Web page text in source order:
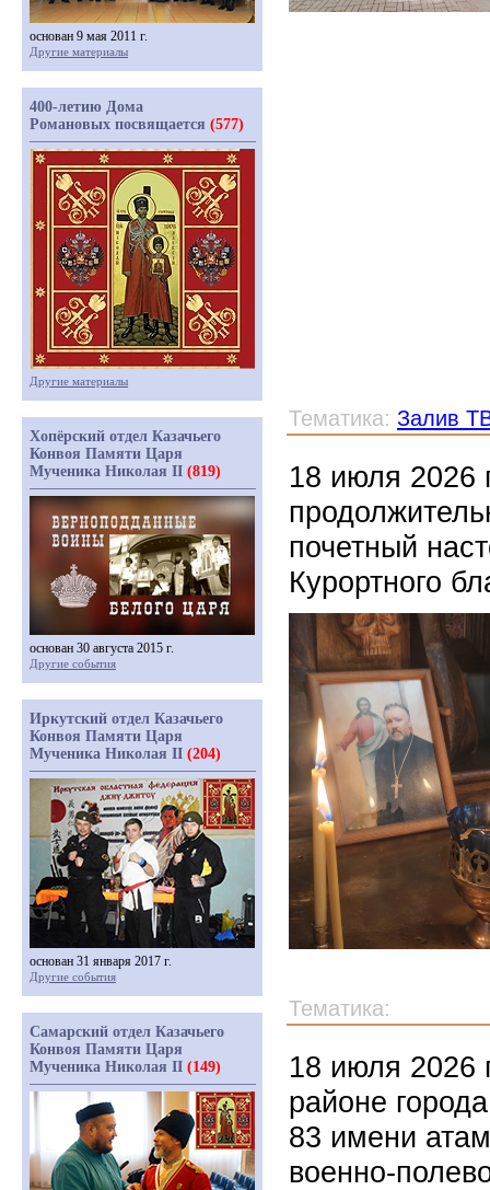
Тематика: Залив
18 июля 2026
почетный
Курортного
Тематика:
18 июля 2026
районе
83 имени
военно-
основан 9 мая 2011 г.
Другие материалы
400-летию Дома
Романовых посвящается (577)
Другие материалы
Хопёрский отдел Казачьего
Конвоя Памяти Царя
Мученика Николая II (819)
основан 30 августа 2015 г.
Другие события
Иркутский отдел Казачьего
Конвоя Памяти Царя
Мученика Николая II (204)
основан 31 января 2017 г.
Другие события
Самарский отдел Казачьего
Конвоя Памяти Царя
Мученика Николая II (149)